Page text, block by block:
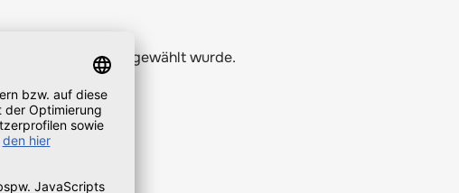
oder PayPal gewählt wurde.
Euro fällig.